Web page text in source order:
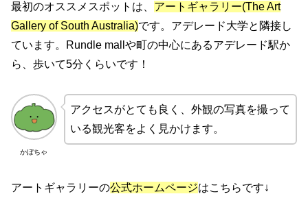
最初のオススメスポットは、 アートギャラリー(The Art
Gallery of South Australia)です。アデレード大学と隣接し
ています。Rundle mallや町の中心にあるアデレード駅か
ら、歩いて5分くらいです！
かぼちゃ
アクセスがとても良く、外観の写真を撮って
いる観光客をよく見かけます。
アートギャラリーの公式ホームページはこちらです↓